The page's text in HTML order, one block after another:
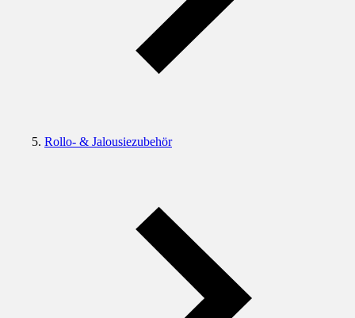
Rollo- & Jalousiezubehör